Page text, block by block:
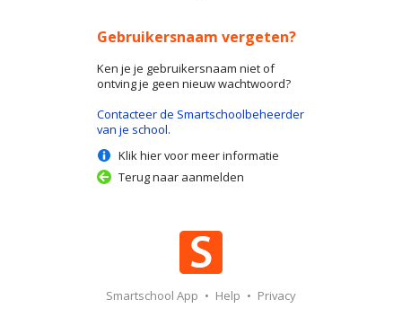
Gebruikersnaam vergeten?
Ken je je gebruikersnaam niet of
ontving je geen nieuw wachtwoord?
Contacteer de Smartschoolbeheerder
van je school.
Klik hier voor meer informatie
Terug naar aanmelden
Smartschool App • Help • Privacy